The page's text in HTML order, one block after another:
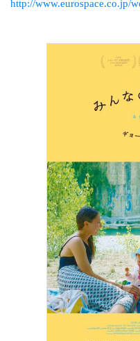
http://www.eurospace.co.jp/